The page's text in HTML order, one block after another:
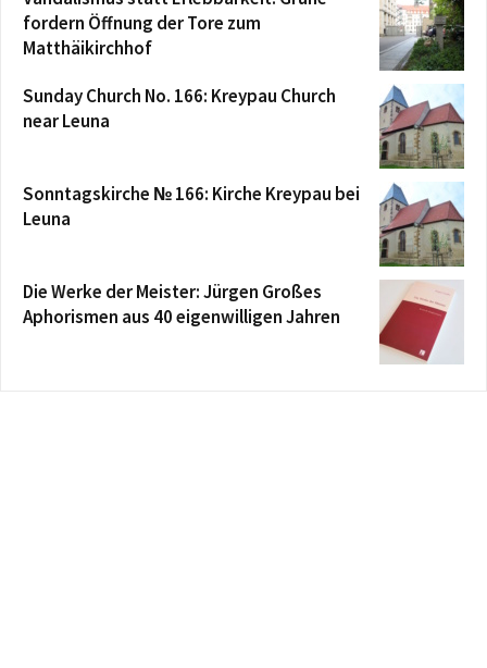
fordern Öffnung der Tore zum
Matthäikirchhof
Sunday Church No. 166: Kreypau Church
near Leuna
Sonntagskirche № 166: Kirche Kreypau bei
Leuna
Die Werke der Meister: Jürgen Großes
Aphorismen aus 40 eigenwilligen Jahren